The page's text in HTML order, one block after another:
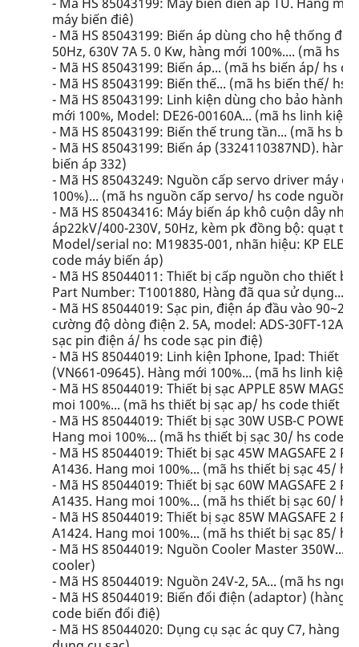
máy biến điê)
- Mã HS 85043199: Biến áp dùng cho hệ thống
50Hz, 630V 7A 5. 0 Kw, hàng mới 100%.... (mã hs
- Mã HS 85043199: Biến áp... (mã hs biến áp/ hs
- Mã HS 85043199: Biến thế... (mã hs biến thế/ hs
- Mã HS 85043199: Linh kiện dùng cho bảo hành
mới 100%, Model: DE26-00160A... (mã hs linh
- Mã HS 85043199: Biến thế trung tần... (mã hs
- Mã HS 85043199: Biến áp (3324110387ND).
biến áp 332)
- Mã HS 85043249: Nguồn cấp servo driver máy
100%)... (mã hs nguồn cấp servo/ hs code nguồn
- Mã HS 85043416: Máy biến áp khô cuộn dây
áp22kV/400-230V, 50Hz, kèm pk đồng bộ: quạt
Model/serial no: M19835-001, nhãn hiệu: KP
code máy biến áp)
- Mã HS 85044011: Thiết bị cấp nguồn cho thiết bị
Part Number: T1001880, Hàng đã qua sử dụng...
- Mã HS 85044019: Sạc pin, điện áp đầu vào
cường độ dòng điện 2. 5A, model: ADS-30FT-12A
sạc pin điện á/ hs code sạc pin điệ)
- Mã HS 85044019: Linh kiện Iphone, Ipad: Thiết bị
(VN661-09645). Hàng mới 100%... (mã hs linh
- Mã HS 85044019: Thiết bị sạc APPLE 85W
moi 100%... (mã hs thiết bị sạc ap/ hs code thiết bị
- Mã HS 85044019: Thiết bị sạc 30W USB-C
Hang moi 100%... (mã hs thiết bị sạc 30/ hs code
- Mã HS 85044019: Thiết bị sạc 45W MAGSAFE 2
A1436. Hang moi 100%... (mã hs thiết bị sạc 45/
- Mã HS 85044019: Thiết bị sạc 60W MAGSAFE 2
A1435. Hang moi 100%... (mã hs thiết bị sạc 60/
- Mã HS 85044019: Thiết bị sạc 85W MAGSAFE 2
A1424. Hang moi 100%... (mã hs thiết bị sạc 85/
- Mã HS 85044019: Nguồn Cooler Master
cooler)
- Mã HS 85044019: Nguồn 24V-2, 5A... (mã hs
- Mã HS 85044019: Biến đổi điện (adaptor) (hàng
code biến đổi điệ)
- Mã HS 85044020: Dụng cụ sạc ác quy C7, hàng